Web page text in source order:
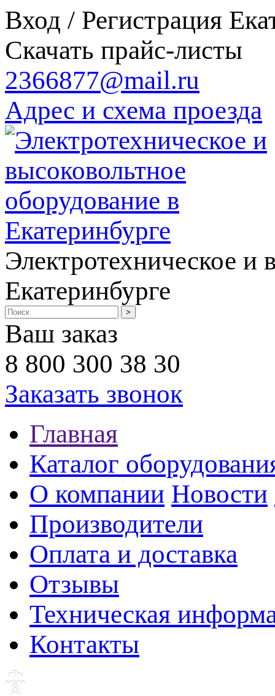
Вход / Регистрация
Скачать прайс-листы
2366877@mail.ru
Адрес и схема проезда
Электротехническое и
Екатеринбурге
Ваш заказ
8 800 300 38 30
Заказать звонок
Главная
Каталог
О компании Новости
Производители
Оплата и доставка
Отзывы
Техническая
Контакты